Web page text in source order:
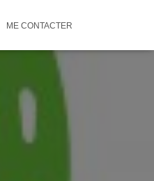
ME CONTACTER